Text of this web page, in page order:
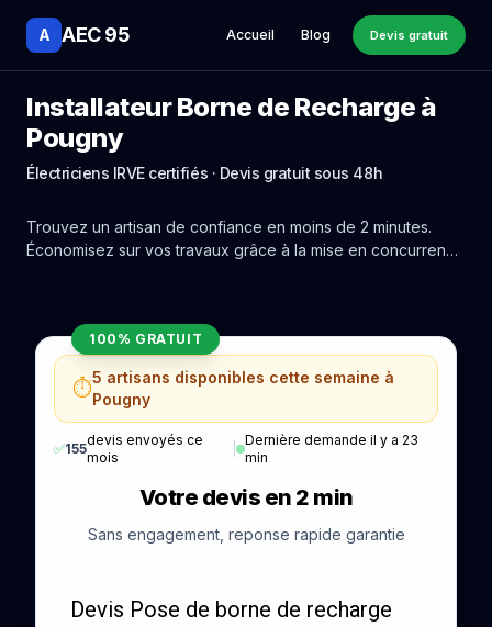
A AEC 95 Accueil Blog Devis gratuit
Installateur Borne de Recharge à
Pougny
Électriciens IRVE certifiés · Devis gratuit sous 48h
Trouvez un artisan de confiance en moins de 2 minutes.
Économisez sur vos travaux grâce à la mise en concurrence
100% GRATUIT
⏱️5 artisans disponibles cette semaine à
Pougny
✅155
devis envoyés ce
mois
|
Dernière demande il y a 23
min
Votre devis en 2 min
Sans engagement, reponse rapide garantie
Devis Pose de borne de recharge